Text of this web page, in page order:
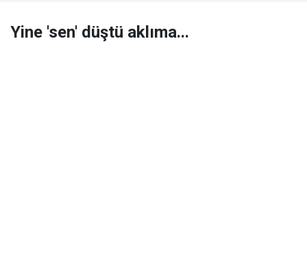
Yine 'sen' düştü aklıma...